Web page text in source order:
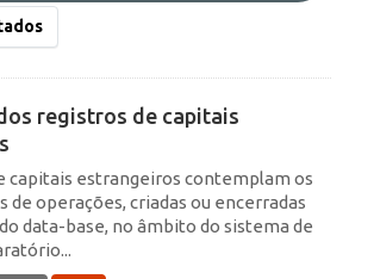
registros de capitais
capitais estrangeiros contemplam os
de operações, criadas ou encerradas
data-base, no âmbito do sistema de